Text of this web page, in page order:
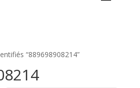
“889698908214”